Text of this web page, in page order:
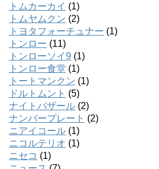
トムカーカイ (1)
トムヤムクン (2)
トヨタフォーチュナー (1)
トンロー (11)
トンローソイ9 (1)
トンロー食堂 (1)
トートマンクン (1)
ドルトムント (5)
ナイトバザール (2)
ナンバープレート (2)
ニアイコール (1)
ニコルテリオ (1)
ニセコ (1)